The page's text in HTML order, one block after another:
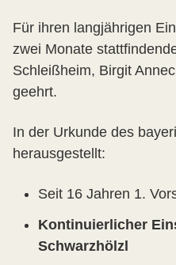
Für ihren langjährigen
zwei Monate
Schleißheim, Birgit
geehrt.
In der Urkunde des
herausgestellt:
Seit 16 Jahren 1.
Kontinuierlicher
Schwarzhölzl